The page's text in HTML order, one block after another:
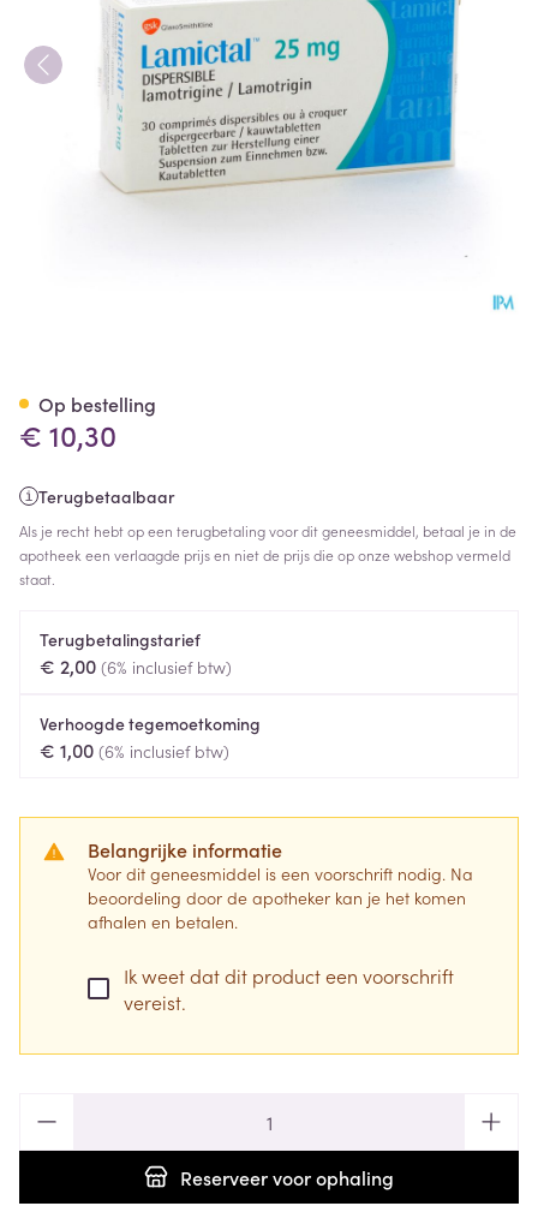
€ 10,30
Terugbetaalbaar
Als je recht hebt op een terugbetaling voor dit geneesmiddel, betaal je in de
apotheek een verlaagde prijs en niet de prijs die op onze webshop vermeld
staat.
Terugbetalingstarief
€ 2,00 (6% inclusief btw)
Verhoogde tegemoetkoming
€ 1,00 (6% inclusief btw)
Belangrijke informatie
Voor dit geneesmiddel is een voorschrift nodig. Na
beoordeling door de apotheker kan je het komen
afhalen en betalen.
Ik weet dat dit product een voorschrift
vereist.
Reserveervoor ophaling
Op bestelling